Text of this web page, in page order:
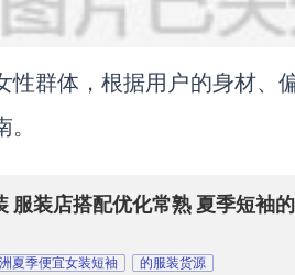
性群体，根据用户的身材、
服装店搭配优化常熟 夏季短袖
夏季便宜女装短袖 的服装货源